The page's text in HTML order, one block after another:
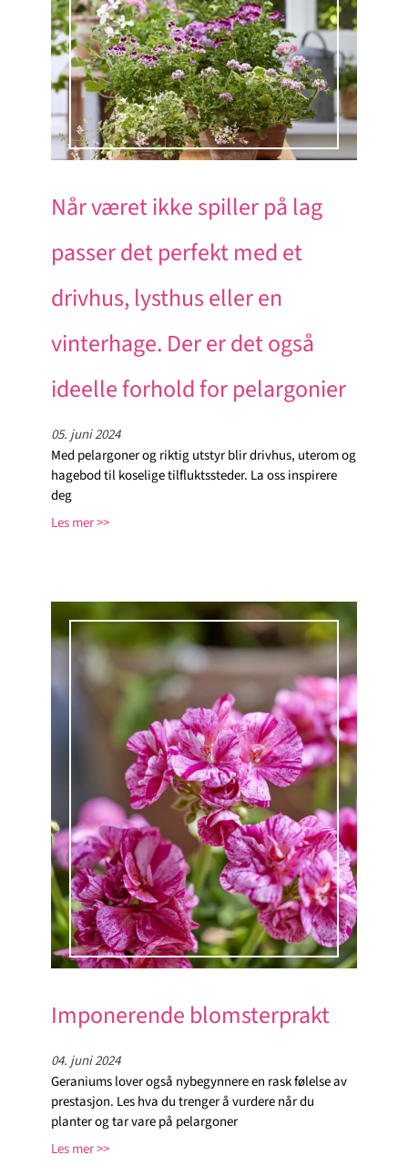
Når været ikke spiller på lag
passer det perfekt med et
drivhus, lysthus eller en
vinterhage. Der er det også
ideelle forhold for pelargonier
05. juni 2024
Med pelargoner og riktig utstyr blir drivhus, uterom og
hagebod til koselige tilfluktssteder. La oss inspirere
deg
Les mer
Imponerende blomsterprakt
04. juni 2024
Geraniums lover også nybegynnere en rask følelse av
prestasjon. Les hva du trenger å vurdere når du
planter og tar vare på pelargoner
Les mer